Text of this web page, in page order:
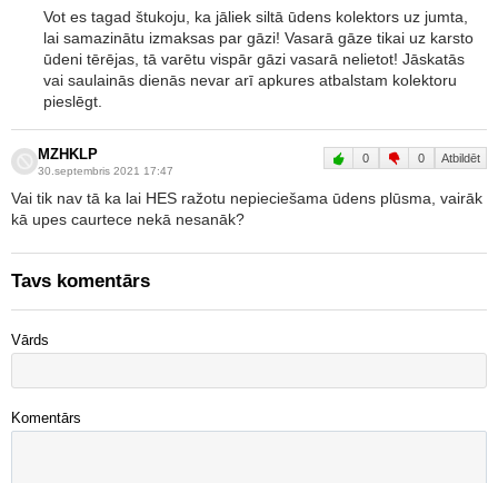
Vot es tagad štukoju, ka jāliek siltā ūdens kolektors uz jumta,
lai samazinātu izmaksas par gāzi! Vasarā gāze tikai uz karsto
ūdeni tērējas, tā varētu vispār gāzi vasarā nelietot! Jāskatās
vai saulainās dienās nevar arī apkures atbalstam kolektoru
pieslēgt.
MZHKLP
30.septembris 2021 17:47
0 0 Atbildēt
Vai tik nav tā ka lai HES ražotu nepieciešama ūdens plūsma, vairāk
kā upes caurtece nekā nesanāk?
Tavs komentārs
Vārds
Komentārs